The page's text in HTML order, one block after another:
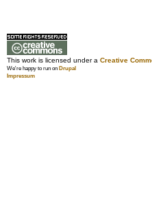
This work is licensed under a Creative
We're happy to run on Drupal
Impressum